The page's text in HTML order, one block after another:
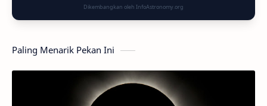
Dikembangkan oleh InfoAstronomy.org
Paling Menarik Pekan Ini